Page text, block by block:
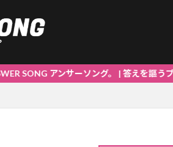
サーソング。 | 答えを謳うブログ。～